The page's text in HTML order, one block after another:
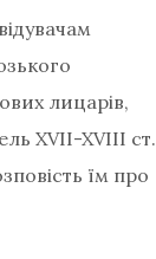
лицарів,
XVII-XVIIІ ст.
їм про